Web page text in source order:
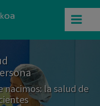
nacimos: la salud de